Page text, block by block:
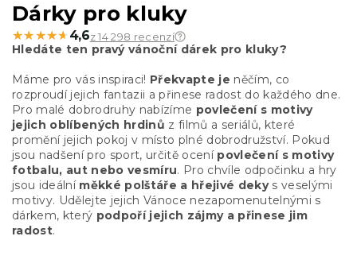
Dárky pro kluky
★★★★★
★★★★★ 4,6z 14 298 recenzí
Hledáte ten pravý vánoční dárek pro kluky?
Máme pro vás inspiraci! Překvapte je něčím, co
rozproudí jejich fantazii a přinese radost do každého dne.
Pro malé dobrodruhy nabízíme povlečení s motivy
jejich oblíbených hrdinů z filmů a seriálů, které
promění jejich pokoj v místo plné dobrodružství. Pokud
jsou nadšení pro sport, určitě ocení povlečení s motivy
fotbalu, aut nebo vesmíru. Pro chvíle odpočinku a hry
jsou ideální měkké polštáře a hřejivé dekys veselými
motivy. Udělejte jejich Vánoce nezapomenutelnými s
dárkem, který podpoří jejich zájmy a přinese jim
radost.